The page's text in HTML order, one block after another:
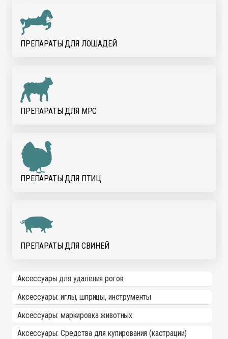
ПРЕПАРАТЫ ДЛЯ ЛОШАДЕЙ
ПРЕПАРАТЫ ДЛЯ МРС
ПРЕПАРАТЫ ДЛЯ ПТИЦ
ПРЕПАРАТЫ ДЛЯ СВИНЕЙ
Аксессуары для удаления рогов
Аксессуары: иглы, шприцы, инструменты
Аксессуары: маркировка животных
Аксессуары: Средства для купирования (кастрации)